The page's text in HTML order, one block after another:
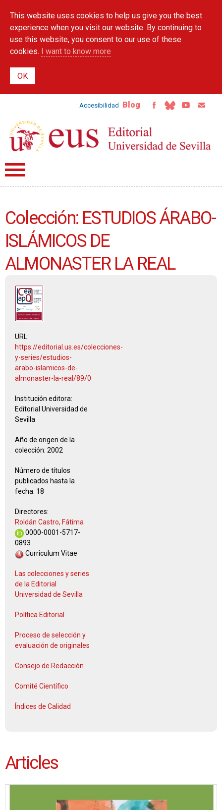
main
content
This website uses cookies to help us give you the best
experience when you visit our website. By continuing to
use this website, you consent to our use of these
cookies. I want to know more
Accesibilidad Blog
Colección: ESTUDIOS ÁRABO-
ISLÁMICOS DE
ALMONASTER LA REAL
URL:
https://editorial.us.es/colecciones-
y-series/estudios-
arabo-islamicos-de-
almonaster-la-real/89/0
Institución editora:
Editorial Universidad de
Sevilla
Año de origen de la
colección: 2002
Número de títulos
publicados hasta la
fecha: 18
Directores:
Roldán Castro, Fátima
0000-0001-5717-
0893
Curriculum Vitae
Las colecciones y series
de la Editorial
Universidad de Sevilla
Política Editorial
Proceso de selección y
evaluación de originales
Consejo de Redacción
Comité Científico
Índices de Calidad
Articles